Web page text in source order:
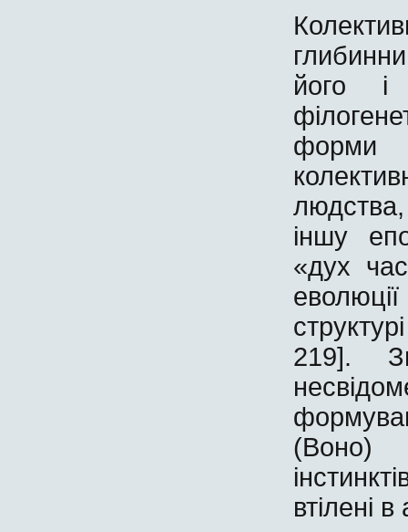
його і
форми
іншу
«дух
219].
(Воно)
втілені